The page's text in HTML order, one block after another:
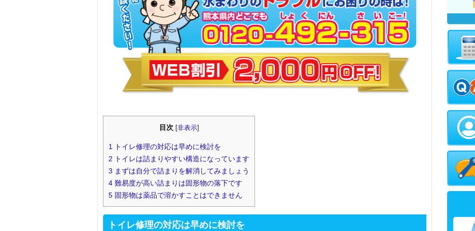
目次 [非表示]
1 トイレ修理の対応は早めに検討を
2 トイレは詰まりやすい構造になっています
3 まずは自分で詰まりを解消してみましょう
4 難易度が高い詰まりは固形物の落下です
5 固形物は薬品で溶かすことはできません
トイレ修理の対応は早めに検討を